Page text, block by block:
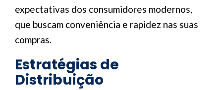
expectativas dos consumidores modernos,
que buscam conveniência e rapidez nas suas
compras.
Estratégias de
Distribuição